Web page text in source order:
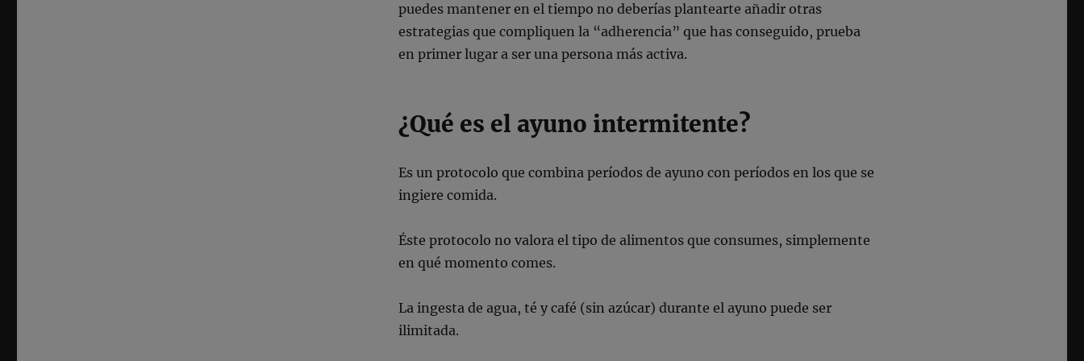
puedes mantener en el tiempo no deberías plantearte añadir otras
estrategias que compliquen la “adherencia” que has conseguido, prueba
en primer lugar a ser una persona más activa.
¿Qué es el ayuno intermitente?
Es un protocolo que combina períodos de ayuno con períodos en los que se
ingiere comida.
Éste protocolo no valora el tipo de alimentos que consumes, simplemente
en qué momento comes.
La ingesta de agua, té y café (sin azúcar) durante el ayuno puede ser
ilimitada.